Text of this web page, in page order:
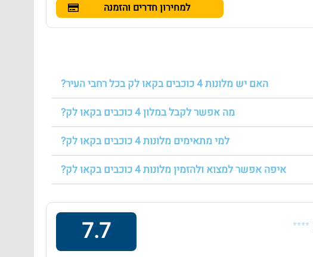
למחירון חדרים והזמנה
האם יש מלונות 4 כוכבים בקאו לק בכל רחבי העיר?
מה אפשר לקבל במלון 4 כוכבים בקאו לק?
למי מתאימים מלונות 4 כוכבים בקאו לק?
איפה אפשר למצוא ולהזמין מלונות 4 כוכבים בקאו לק?
⭐⭐⭐⭐
7.7